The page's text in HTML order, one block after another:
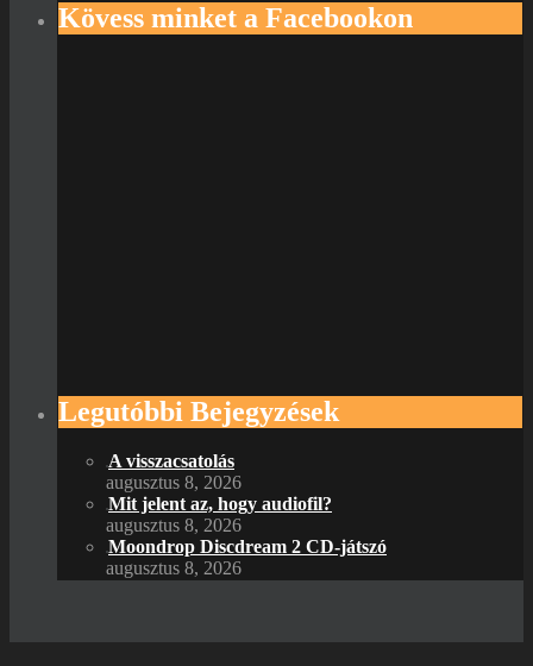
Kövess minket a Facebookon
Legutóbbi Bejegyzések
A visszacsatolás
augusztus 8, 2026
Mit jelent az, hogy audiofil?
augusztus 8, 2026
Moondrop Discdream 2 CD-játszó
augusztus 8, 2026